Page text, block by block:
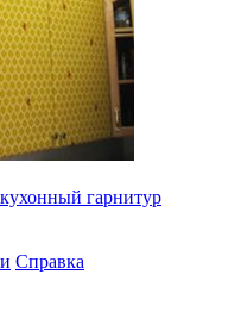
гарнитур
Справка